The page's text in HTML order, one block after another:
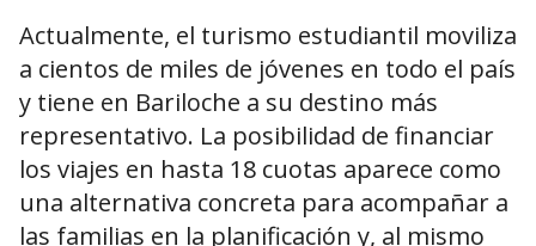
Actualmente, el turismo estudiantil moviliza
a cientos de miles de jóvenes en todo el país
y tiene en Bariloche a su destino más
representativo. La posibilidad de financiar
los viajes en hasta 18 cuotas aparece como
una alternativa concreta para acompañar a
las familias en la planificación y, al mismo